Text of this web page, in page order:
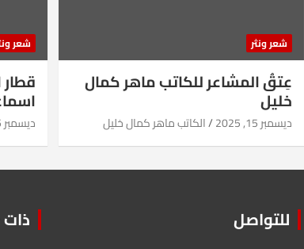
شعر ونثر
عِتقُ المشاعر للكاتب ماهر كمال
خليل
ديسمبر 15, 2025 الكاتب ماهر كمال خليل
شعر
قطار
ديسمبر 15, 2025
للتواصل